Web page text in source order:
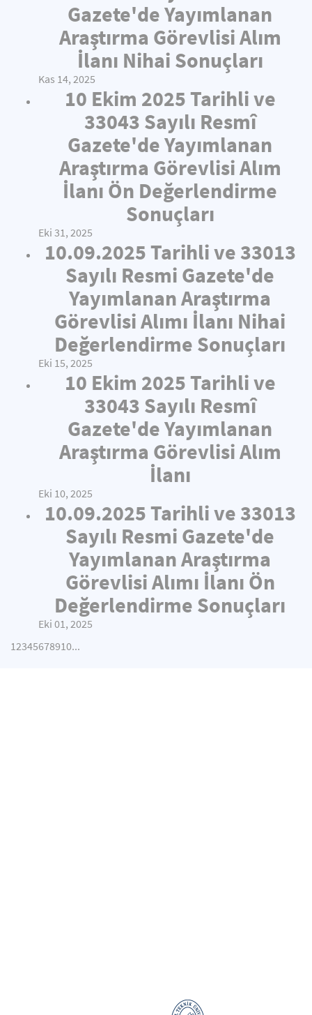
Gazete'de Yayımlanan
Araştırma Görevlisi Alım
İlanı Nihai Sonuçları
Kas 14, 2025
10 Ekim 2025 Tarihli ve
33043 Sayılı Resmî
Gazete'de Yayımlanan
Araştırma Görevlisi Alım
İlanı Ön Değerlendirme
Sonuçları
Eki 31, 2025
10.09.2025 Tarihli ve 33013
Sayılı Resmi Gazete'de
Yayımlanan Araştırma
Görevlisi Alımı İlanı Nihai
Değerlendirme Sonuçları
Eki 15, 2025
10 Ekim 2025 Tarihli ve
33043 Sayılı Resmî
Gazete'de Yayımlanan
Araştırma Görevlisi Alım
İlanı
Eki 10, 2025
10.09.2025 Tarihli ve 33013
Sayılı Resmi Gazete'de
Yayımlanan Araştırma
Görevlisi Alımı İlanı Ön
Değerlendirme Sonuçları
Eki 01, 2025
12345678910...